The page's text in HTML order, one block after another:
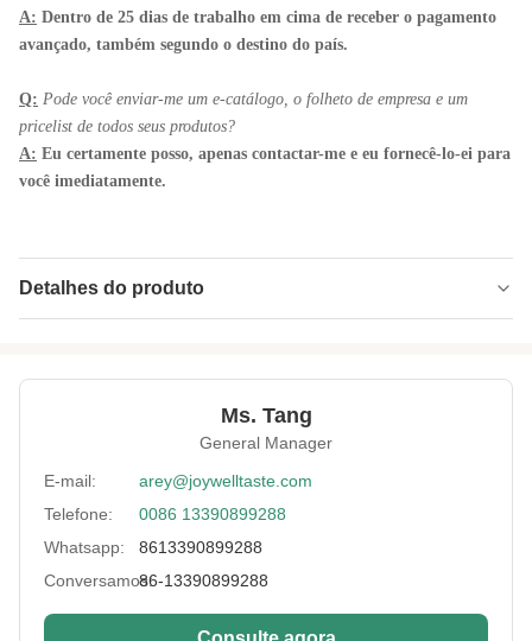
A: Dentro de 25 dias de trabalho em cima de receber o pagamento
avançado, também segundo o destino do país.
Q: Pode você enviar-me um e-catálogo, o folheto de empresa e um
pricelist de todos seus produtos?
A: Eu certamente posso, apenas contactar-me e eu fornecê-lo-ei para
você imediatamente.
Detalhes do produto
kosher
Delivery: Por via marítima ou aérea
Flavor: Wasabi, salgado, BBQ, picante.
Ms. Tang
General Manager
E-mail:
arey@joywelltaste.com
Telefone:
0086 13390899288
Whatsapp:
8613390899288
Conversamos:86-13390899288